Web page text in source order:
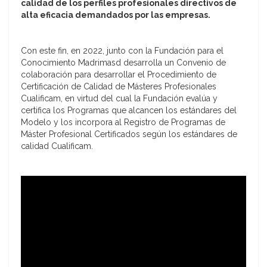
calidad de los perfiles profesionales directivos de
alta eficacia demandados por las empresas.
Con este fin, en 2022, junto con la Fundación para el
Conocimiento Madrimasd desarrolla un Convenio de
colaboración para desarrollar el Procedimiento de
Certificación de Calidad de Másteres Profesionales
Cualificam, en virtud del cual la Fundación evalúa y
certifica los Programas que alcancen los estándares del
Modelo y los incorpora al Registro de Programas de
Máster Profesional Certificados según los estándares de
calidad Cualificam.